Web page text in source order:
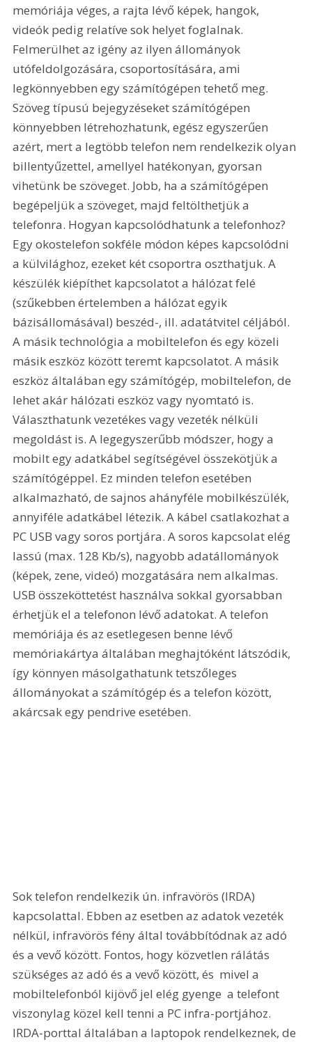
memóriája véges, a rajta lévő képek, hangok,
videók pedig relatíve sok helyet foglalnak.
Felmerülhet az igény az ilyen állományok
utófeldolgozására, csoportosítására, ami
legkönnyebben egy számítógépen tehető meg.
Szöveg típusú bejegyzéseket számítógépen
könnyebben létrehozhatunk, egész egyszerűen
azért, mert a legtöbb telefon nem rendelkezik olyan
billentyűzettel, amellyel hatékonyan, gyorsan
vihetünk be szöveget. Jobb, ha a számítógépen
begépeljük a szöveget, majd feltölthetjük a
telefonra. Hogyan kapcsolódhatunk a telefonhoz?
Egy okostelefon sokféle módon képes kapcsolódni
a külvilághoz, ezeket két csoportra oszthatjuk. A
készülék kiépíthet kapcsolatot a hálózat felé
(szűkebben értelemben a hálózat egyik
bázisállomásával) beszéd-, ill. adatátvitel céljából.
A másik technológia a mobiltelefon és egy közeli
másik eszköz között teremt kapcsolatot. A másik
eszköz általában egy számítógép, mobiltelefon, de
lehet akár hálózati eszköz vagy nyomtató is.
Választhatunk vezetékes vagy vezeték nélküli
megoldást is. A legegyszerűbb módszer, hogy a
mobilt egy adatkábel segítségével összekötjük a
számítógéppel. Ez minden telefon esetében
alkalmazható, de sajnos ahányféle mobilkészülék,
annyiféle adatkábel létezik. A kábel csatlakozhat a
PC USB vagy soros portjára. A soros kapcsolat elég
lassú (max. 128 Kb/s), nagyobb adatállományok
(képek, zene, videó) mozgatására nem alkalmas.
USB összeköttetést használva sokkal gyorsabban
érhetjük el a telefonon lévő adatokat. A telefon
memóriája és az esetlegesen benne lévő
memóriakártya általában meghajtóként látszódik,
így könnyen másolgathatunk tetszőleges
állományokat a számítógép és a telefon között,
akárcsak egy pendrive esetében.
Sok telefon rendelkezik ún. infravörös (IRDA)
kapcsolattal. Ebben az esetben az adatok vezeték
nélkül, infravörös fény által továbbítódnak az adó
és a vevő között. Fontos, hogy közvetlen rálátás
szükséges az adó és a vevő között, és  mivel a
mobiltelefonból kijövő jel elég gyenge  a telefont
viszonylag közel kell tenni a PC infra-portjához.
IRDA-porttal általában a laptopok rendelkeznek, de